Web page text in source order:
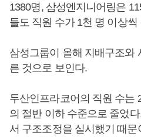
1380명, 삼성엔지니어링은
들도 직원 수가 1천 명 이상씩
삼성그룹이 올해 지배구조와
른 것으로 보인다.
두산인프라코어의 직원 수는
의 절반 이하 수준으로 줄었
서 구조조정을 실시했기 때문